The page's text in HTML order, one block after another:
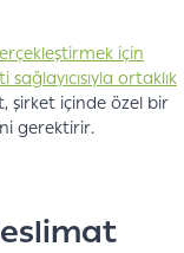
için
ortaklık
şirket içinde özel bir
gerektirir.